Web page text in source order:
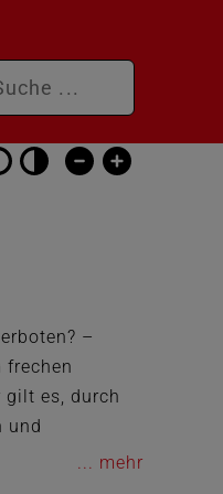
–
frechen
gilt es, durch
und
zuerst